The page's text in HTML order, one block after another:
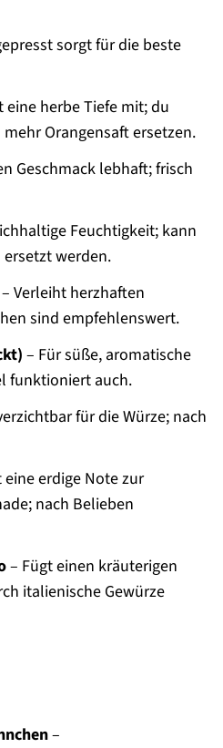
sorgt für die beste
herbe Tiefe mit; du
Orangensaft ersetzen.
Geschmack lebhaft; frisch
Feuchtigkeit; kann
werden.
Verleiht herzhaften
sind empfehlenswert.
– Für süße, aromatische
funktioniert auch.
für die Würze; nach
erdige Note zur
nach Belieben
– Fügt einen kräuterigen
italienische Gewürze
–